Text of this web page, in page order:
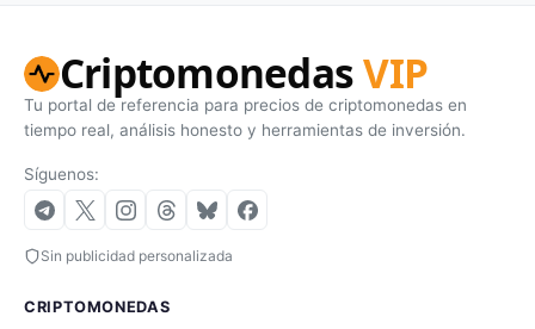
CriptomonedasVIP
Tu portal de referencia para precios de criptomonedas en
tiempo real, análisis honesto y herramientas de inversión.
Síguenos:
Sin publicidad personalizada
CRIPTOMONEDAS